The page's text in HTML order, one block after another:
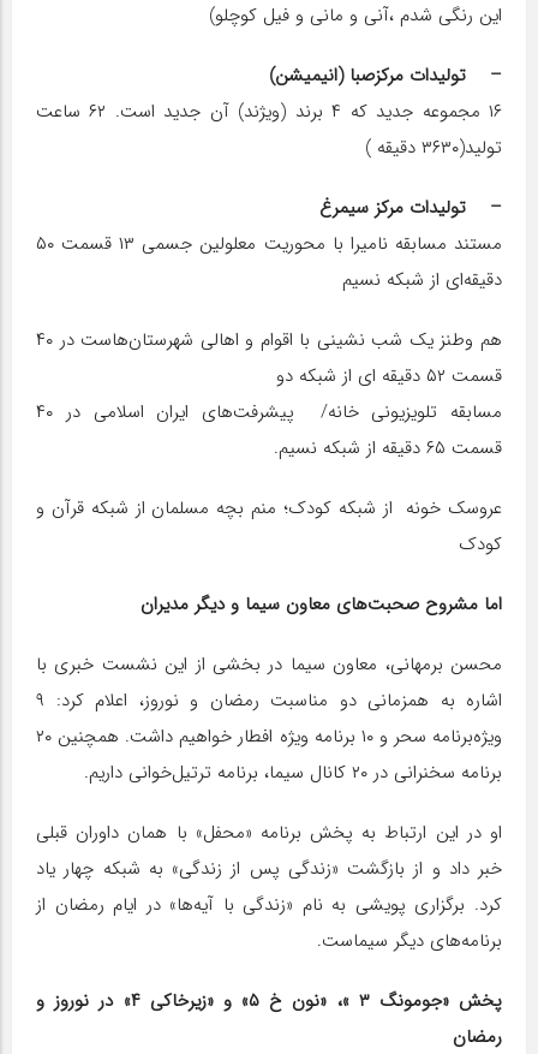
این رنگی شدم ،آنی و مانی و فیل کوچلو)
– تولیدات مرکزصبا (انیمیشن)
۱۶ مجموعه جدید که ۴ برند (ویژند) آن جدید است. ۶۲ ساعت
تولید(۳۶۳۰ دقیقه )
– تولیدات مرکز سیمرغ
مستند مسابقه نامیرا با محوریت معلولین جسمی ۱۳ قسمت ۵۰
دقیقه‌ای از شبکه نسیم
هم وطنز یک شب نشینی با اقوام و اهالی شهرستان‌هاست در ۴۰
قسمت ۵۲ دقیقه ای از شبکه دو
مسابقه تلویزیونی خانه/ پیشرفت‌های ایران اسلامی در ۴۰
قسمت ۶۵ دقیقه از شبکه نسیم.
عروسک خونه از شبکه کودک؛ منم بچه مسلمان از شبکه قرآن و
کودک
اما مشروح صحبت‌های معاون سیما و دیگر مدیران
محسن برمهانی، معاون سیما در بخشی از این نشست خبری با
اشاره به همزمانی دو مناسبت رمضان و نوروز، اعلام کرد: ۹
ویژه‌برنامه سحر و ۱۰ برنامه ویژه افطار خواهیم داشت. همچنین ۲۰
برنامه سخنرانی در ۲۰ کانال سیما، برنامه ترتیل‌خوانی داریم.
او در این ارتباط به پخش برنامه‌ «محفل» با همان داوران قبلی
خبر داد و از بازگشت «زندگی پس از زندگی» به شبکه چهار یاد
کرد. برگزاری پویشی به نام «زندگی با آیه‌ها» در ایام رمضان از
برنامه‌های دیگر سیماست.
پخش «جومونگ ۳ »، «نون خ ۵» و «زیرخاکی ۴» در نوروز و
رمضان